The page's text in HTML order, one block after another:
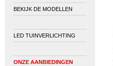
BEKIJK DE MODELLEN
LED TUINVERLICHTING
ONZE AANBIEDINGEN